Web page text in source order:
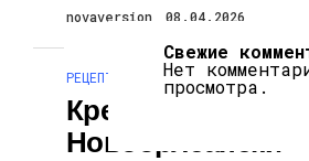
novaversion 08.04.2026
РЕЦЕПТЫ
Креветки По-
Новоорлеански
Свежие
Нет
просмотра.